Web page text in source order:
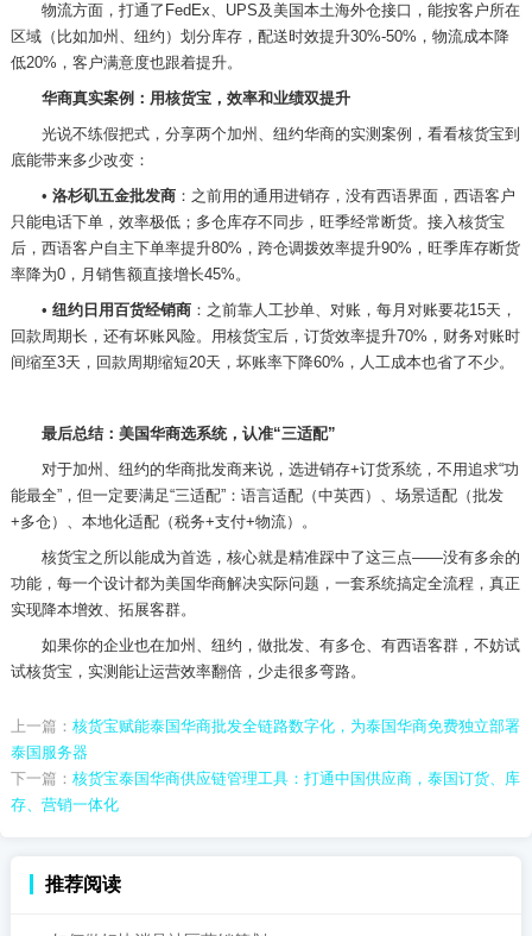
物流方面，打通了 FedEx、UPS及美国本土海外仓接口，能按客户所在
区域（比如加州、纽约）划分库存，配送时效提升30%-50%，物流成本降
低20%，客户满意度也跟着提升。
华商真实案例：用核货宝，效率和业绩双提升
光说不练假把式，分享两个加州、纽约华商的实测案例，看看核货宝到
底能带来多少改变：
• 洛杉矶五金批发商：之前用的通用进销存，没有西语界面，西语客户
只能电话下单，效率极低；多仓库存不同步，旺季经常断货。接入核货宝
后，西语客户自主下单率提升80%，跨仓调拨效率提升90%，旺季库存断货
率降为0，月销售额直接增长45%。
• 纽约日用百货经销商：之前靠人工抄单、对账，每月对账要花15天，
回款周期长，还有坏账风险。用核货宝后，订货效率提升70%，财务对账时
间缩至3天，回款周期缩短20天，坏账率下降60%，人工成本也省了不少。
最后总结：美国华商选系统，认准“三适配”
对于加州、纽约的华商批发商来说，选进销存+订货系统，不用追求“功
能最全”，但一定要满足“三适配”：语言适配（中英西）、场景适配（批发
+多仓）、本地化适配（税务+支付+物流）。
核货宝之所以能成为首选，核心就是精准踩中了这三点——没有多余的
功能，每一个设计都为美国华商解决实际问题，一套系统搞定全流程，真正
实现降本增效、拓展客群。
如果你的企业也在加州、纽约，做批发、有多仓、有西语客群，不妨试
试核货宝，实测能让运营效率翻倍，少走很多弯路。
上一篇： 核货宝赋能泰国华商批发全链路数字化，为泰国华商免费独立部署
泰国服务器
下一篇： 核货宝泰国华商供应链管理工具：打通中国供应商，泰国订货、库
存、营销一体化
推荐阅读